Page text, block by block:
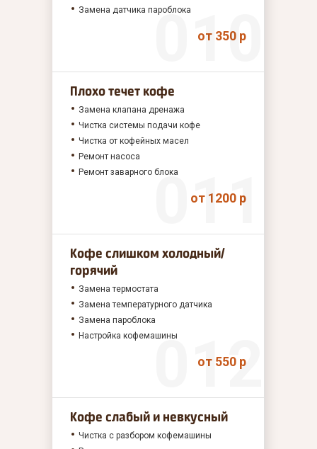
Замена датчика пароблока
от 350 р
Плохо течет кофе
Замена клапана дренажа
Чистка системы подачи кофе
Чистка от кофейных масел
Ремонт насоса
Ремонт заварного блока
от 1200 р
Кофе слишком холодный/
горячий
Замена термостата
Замена температурного датчика
Замена пароблока
Настройка кофемашины
от 550 р
Кофе слабый и невкусный
Чистка с разбором кофемашины